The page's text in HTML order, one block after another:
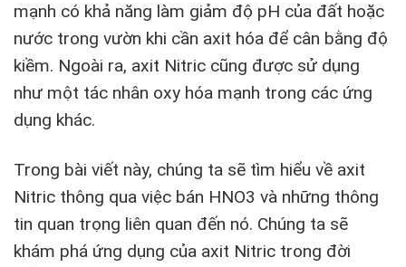
mạnh có khả năng làm giảm độ pH của đất hoặc
nước trong vườn khi cần axit hóa để cân bằng độ
kiềm. Ngoài ra, axit Nitric cũng được sử dụng
như một tác nhân oxy hóa mạnh trong các ứng
dụng khác.
Trong bài viết này, chúng ta sẽ tìm hiểu về axit
Nitric thông qua việc bán HNO3 và những thông
tin quan trọng liên quan đến nó. Chúng ta sẽ
khám phá ứng dụng của axit Nitric trong đời